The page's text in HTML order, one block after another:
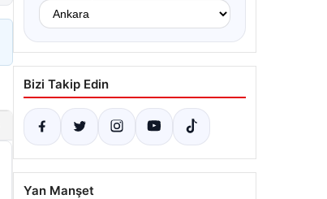
Bizi Takip Edin
Yan Manşet